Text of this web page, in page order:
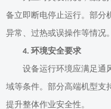
备立即断电停止运行。部分
异常、过热或误操作等情况。
4. 环境安全要求
设备运行环境应满足通
域等条件。部分高端机型支
提升整体作业安全性。